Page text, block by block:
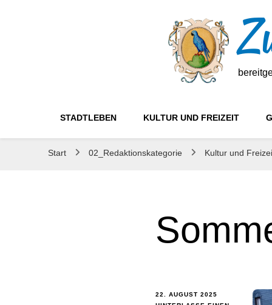
STADTLEBEN KULTUR UND FREIZEIT
Start 02_Redaktionskategorie Kultur und
22. AUGUST 2025